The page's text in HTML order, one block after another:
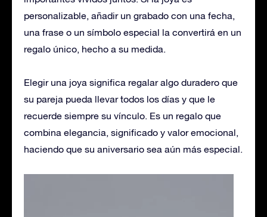
personalizable, añadir un grabado con una fecha,
una frase o un símbolo especial la convertirá en un
regalo único, hecho a su medida.
Elegir una joya significa regalar algo duradero que
su pareja pueda llevar todos los días y que le
recuerde siempre su vínculo. Es un regalo que
combina elegancia, significado y valor emocional,
haciendo que su aniversario sea aún más especial.